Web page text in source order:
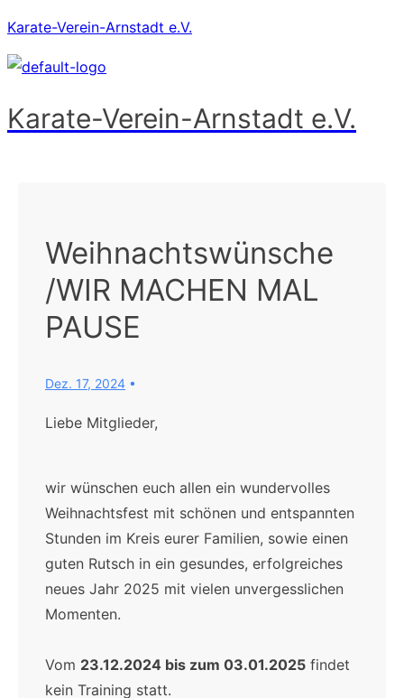
Karate-Verein-Arnstadt e.V.
Karate-Verein-Arnstadt e.V.
Weihnachtswünsche
/WIR MACHEN MAL
PAUSE
Dez. 17, 2024
Liebe Mitglieder,
wir wünschen euch allen ein wundervolles
Weihnachtsfest mit schönen und entspannten
Stunden im Kreis eurer Familien, sowie einen
guten Rutsch in ein gesundes, erfolgreiches
neues Jahr 2025 mit vielen unvergesslichen
Momenten.
Vom 23.12.2024 bis zum 03.01.2025 findet
kein Training statt.